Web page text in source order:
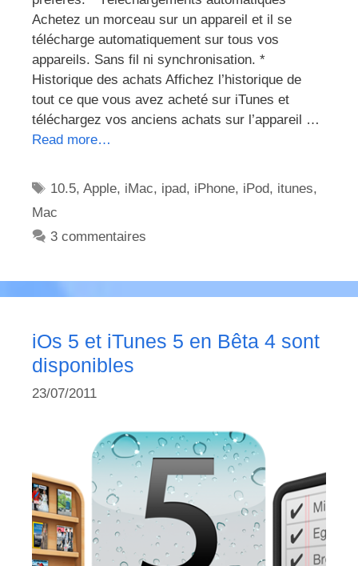
Achetez un morceau sur un appareil et il se
télécharge automatiquement sur tous vos
appareils. Sans fil ni synchronisation. *
Historique des achats Affichez l’historique de
tout ce que vous avez acheté sur iTunes et
téléchargez vos anciens achats sur l’appareil …
Read more…
Étiquettes
10.5,Apple, iMac, ipad, iPhone, iPod, itunes,
Mac
3 commentaires
iOs 5 et iTunes 5 en Bêta 4 sont
disponibles
23/07/2011